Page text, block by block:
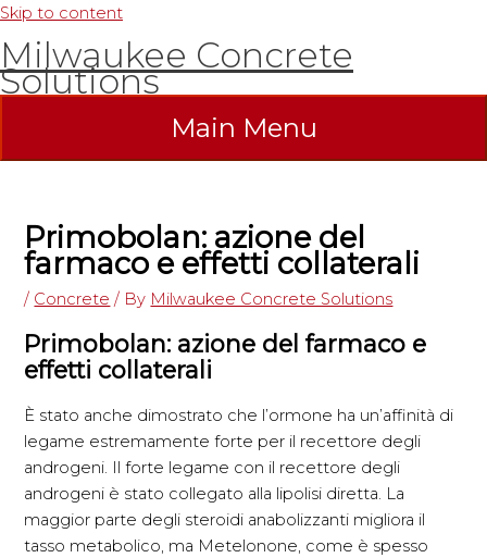
Skip to content
Milwaukee Concrete
Solutions
Main Menu
Primobolan: azione del
farmaco e effetti collaterali
/ Concrete / By Milwaukee Concrete Solutions
Primobolan: azione del farmaco e
effetti collaterali
È stato anche dimostrato che l’ormone ha un’affinità di
legame estremamente forte per il recettore degli
androgeni. Il forte legame con il recettore degli
androgeni è stato collegato alla lipolisi diretta. La
maggior parte degli steroidi anabolizzanti migliora il
tasso metabolico, ma Metelonone, come è spesso